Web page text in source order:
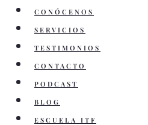
CONÓCENOS
SERVICIOS
TESTIMONIOS
CONTACTO
PODCAST
BLOG
ESCUELA ITF